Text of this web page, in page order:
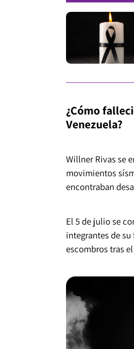
¿Cómo
Venezuela?
Willner Rivas se
movimientos
encontraban
El 5 de julio se
integrantes de
escombros tras